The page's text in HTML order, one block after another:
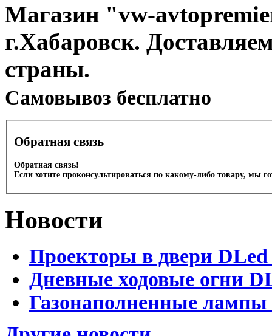
Магазин "vw-
г.Хабаровск.
страны.
Cамовывоз бесплатно
Обратная связь
Обратная связь!
Если хотите проконсультироваться по какому-либо товару, мы
Новости
Проекторы в двери DLed
Дневные ходовые огни
Газонаполненные